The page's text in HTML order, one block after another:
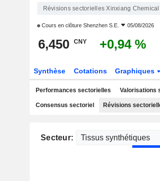
Révisions sectorielles Xinxiang
Cours en clôture Shenzhen S.E. 05/08/2026
6,450 CNY +0,94 %
Synthèse Cotations Graphiques
Performances sectorielles Valorisations
Consensus sectoriel Révisions
Secteur: